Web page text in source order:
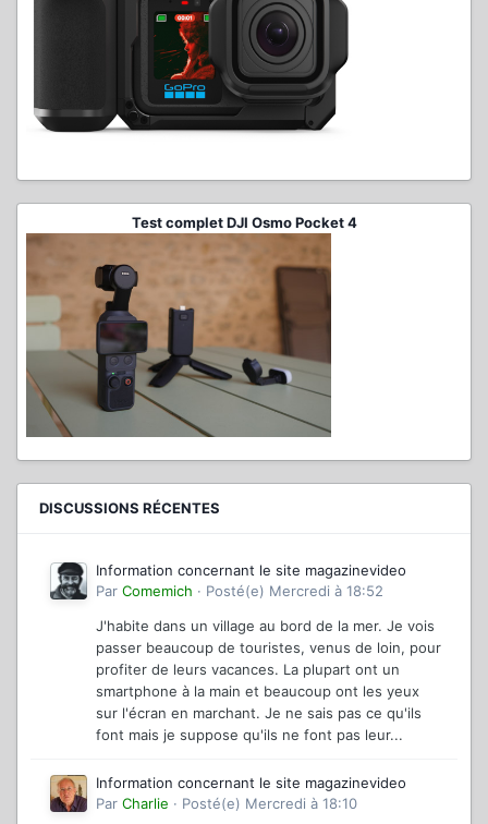
Test complet DJI Osmo Pocket 4
DISCUSSIONS RÉCENTES
Information concernant le site magazinevideo
Par Comemich · Posté(e) Mercredi à 18:52
J'habite dans un village au bord de la mer. Je vois
passer beaucoup de touristes, venus de loin, pour
profiter de leurs vacances. La plupart ont un
smartphone à la main et beaucoup ont les yeux
sur l'écran en marchant. Je ne sais pas ce qu'ils
font mais je suppose qu'ils ne font pas leur...
Information concernant le site magazinevideo
Par Charlie · Posté(e) Mercredi à 18:10